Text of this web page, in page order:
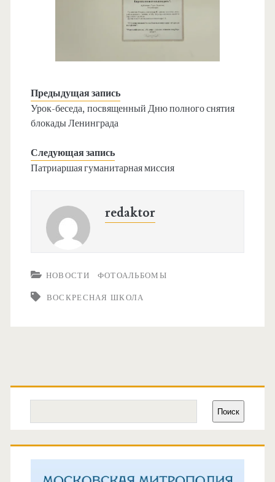
Предыдущая запись
Урок-беседа, посвященный Дню полного снятия
блокады Ленинграда
Следующая запись
Патриаршая гуманитарная миссия
redaktor
НОВОСТИ ФОТОАЛЬБОМЫ
ВОСКРЕСНАЯ ШКОЛА
Основная
боковая
панель
Поиск